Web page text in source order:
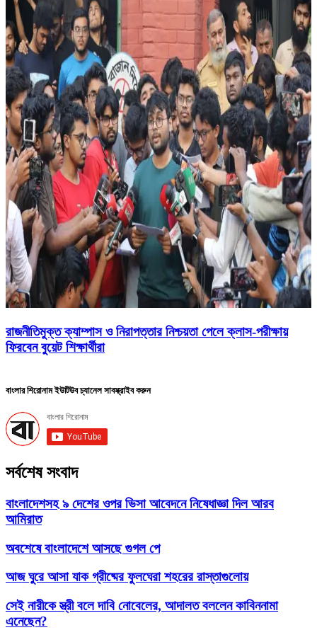
রাজনীতিমুক্ত ক্যাম্পাস ও নিরাপত্তার নিশ্চয়তা পেলে ক্লাস-পরীক্ষায়
ফিরবেন বুয়েট শিক্ষার্থীরা
বাংলার শিরোনাম ইউটিউব চ্যানেল সাবস্ক্রাইব করুন
সর্বশেষ সংবাদ
বাংলাদেশসহ ৯ দেশের ওপর ভিসা আবেদনে নিষেধাজ্ঞা দিল আরব
আমিরাত
অবশেষে বাংলাদেশে আসছে গুগল পে
আজ ঘুরে আসা যাক গ্রীষ্মের ফুলঘেরা শহরের রাস্তাগুলোয়
সেই নারীকে স্ত্রী বলে দাবি নোবেলের, আদালত বললেন কাবিননামা
এনেছেন?